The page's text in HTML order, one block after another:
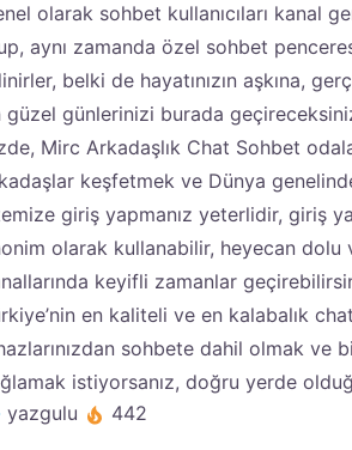
olarak sohbet kullanıcıları kanal
aynı zamanda özel sohbet
belki de hayatınızın aşkına,
güzel günlerinizi burada
Mirc Arkadaşlık Chat Sohbet
keşfetmek ve Dünya
giriş yapmanız yeterlidir, giriş
olarak kullanabilir, heyecan
keyifli zamanlar
en kaliteli ve en kalabalık
sohbete dahil olmak ve
istiyorsanız, doğru yerde
yazgulu
442